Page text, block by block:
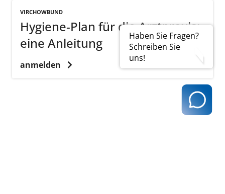
Haben Sie Fragen?
Schreiben Sie
uns!
VIRCHOWBUND
Hygiene-Plan für die Arztpraxis:
eine Anleitung
anmelden